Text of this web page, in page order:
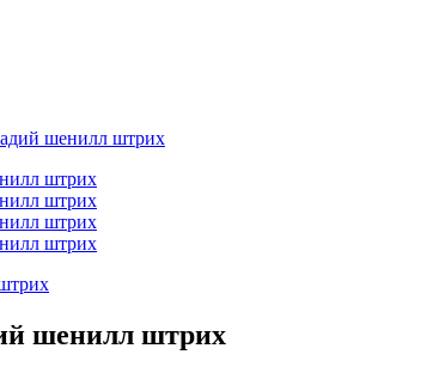
шенилл штрих
шенилл штрих